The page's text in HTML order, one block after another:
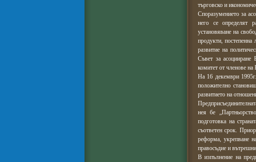
търговско и
Споразумението за
него се определят
установяване на
продукти, постепенна
развитие на
Съвет за асоцииране
комитет от членове
На 16 декември
положително
развитието на
нея бе
подготовка на
съответен срок.
реформа, укрепване
правосъдие и
В изпълнение на